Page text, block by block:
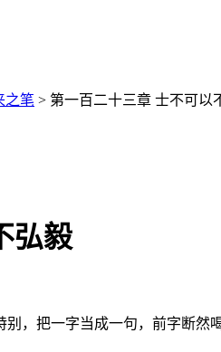
之笔 > 第一百二十三章 士不可以
弘毅
，把一字当成一句，前字断然